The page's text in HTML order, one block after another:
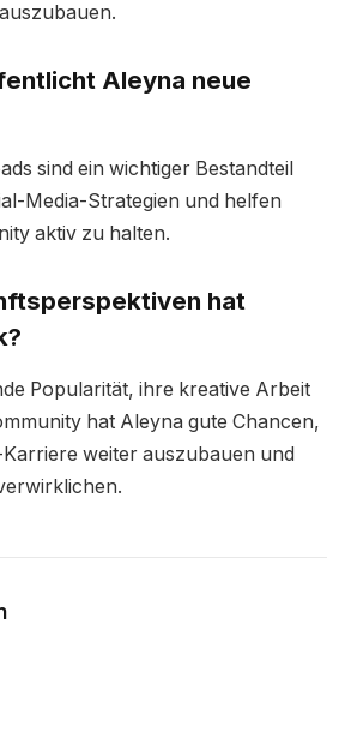
Aleyna neue
sind ein wichtiger Bestandteil
Media-Strategien und helfen
aktiv zu halten.
hat
Popularität, ihre kreative Arbeit
hat Aleyna gute Chancen,
weiter auszubauen und